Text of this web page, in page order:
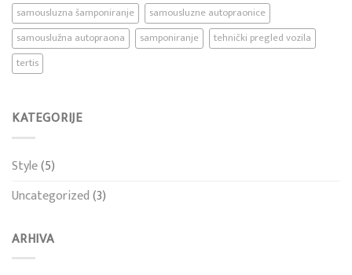
samousluzna šamponiranje
samousluzne autopraonice
samouslužna autopraona
samponiranje
tehnički pregled vozila
tertis
KATEGORIJE
Style(5)
Uncategorized(3)
ARHIVA